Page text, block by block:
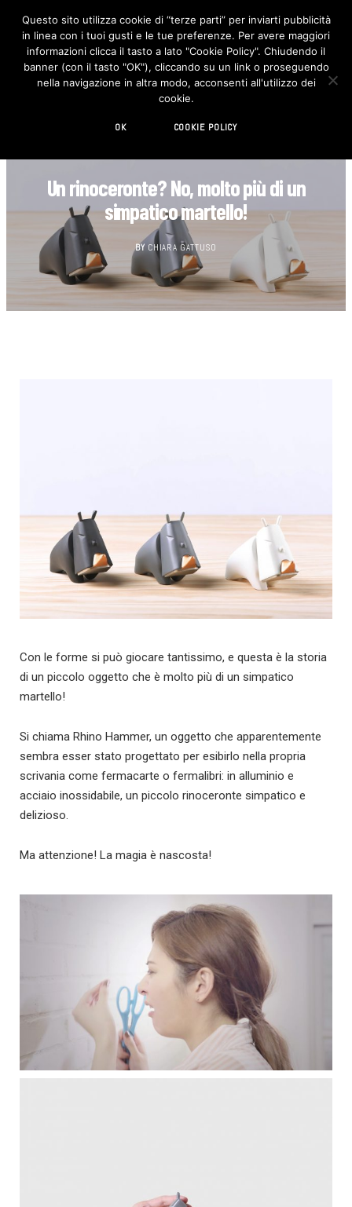
F
c
e
b
o
I
n
s
t
Un rinoceronte? No, molto più di un
simpatico martello!
BY CHIARA GATTUSO
Con le forme si può giocare tantissimo, e questa è la storia
di un piccolo oggetto che è molto più di un simpatico
martello!
Si chiama Rhino Hammer, un oggetto che apparentemente
sembra esser stato progettato per esibirlo nella propria
scrivania come fermacarte o fermalibri: in alluminio e
acciaio inossidabile, un piccolo rinoceronte simpatico e
delizioso.
Ma attenzione! La magia è nascosta!
Questo sito utilizza cookie di “terze parti” per inviarti pubblicità
in linea con i tuoi gusti e le tue preferenze. Per avere maggiori
informazioni clicca il tasto a lato "Cookie Policy". Chiudendo il
banner (con il tasto "OK"), cliccando su un link o proseguendo
nella navigazione in altra modo, acconsenti all'utilizzo dei
cookie.
OK COOKIE POLICY